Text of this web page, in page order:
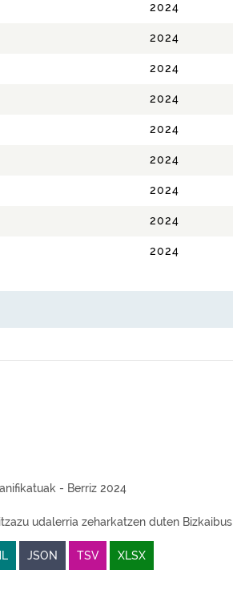
2024
2024
2024
2024
2024
2024
2024
2024
2024
- Berriz 2024
udalerria zeharkatzen duten
JSON TSV XLSX